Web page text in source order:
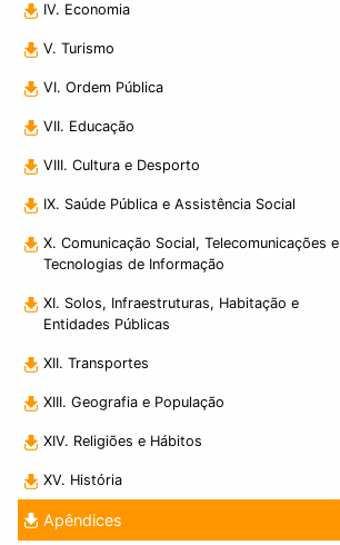
IV. Economia
V. Turismo
VI. Ordem Pública
VII. Educação
VIII. Cultura e Desporto
IX. Saúde Pública e Assistência Social
X. Comunicação Social, Telecomunicações e
Tecnologias de Informação
XI. Solos, Infraestruturas, Habitação e
Entidades Públicas
XII. Transportes
XIII. Geografia e População
XIV. Religiões e Hábitos
XV. História
Apêndices